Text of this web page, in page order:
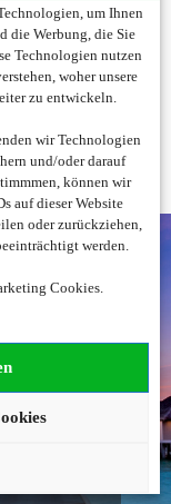
um Ihnen
die Werbung, die Sie
Technologien nutzen
woher unsere
zu entwickeln.
wir Technologien
und/oder darauf
können wir
auf dieser Website
oder zurückziehen,
werden.
Cookies.